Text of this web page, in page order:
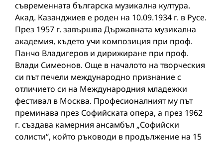
съвременната българска музикална култура.
Акад. Казанджиев е роден на 10.09.1934 г. в Русе.
През 1957 г. завършва Държавната музикална
академия, където учи композиция при проф.
Панчо Владигеров и дирижиране при проф.
Влади Симеонов. Още в началото на творческия
си път печели международно признание с
отличието си на Международния младежки
фестивал в Москва. Професионалният му път
преминава през Софийската опера, а през 1962
г. създава камерния ансамбъл „Софийски
солисти“, който ръководи в продължение на 15